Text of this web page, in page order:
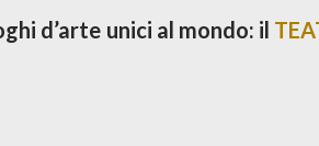
d’arte unici al mondo: il